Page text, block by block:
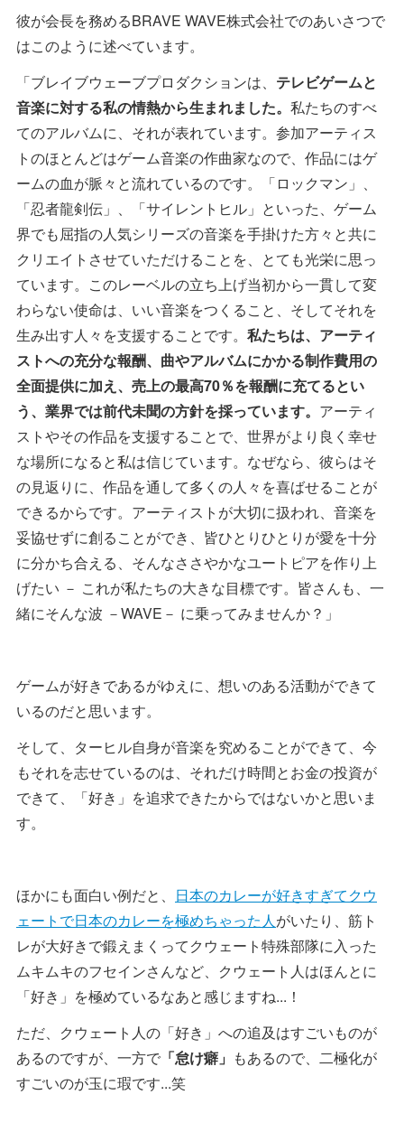
彼が会長を務めるBRAVE WAVE株式会社でのあいさつで
はこのように述べています。
「ブレイブウェーブプロダクションは、 テレビゲームと
音楽に対する私の情熱から生まれました。 私たちのすべ
てのアルバムに、それが表れています。参加アーティス
トのほとんどはゲーム音楽の作曲家なので、作品にはゲ
ームの血が脈々と流れているのです。「ロックマン」、
「忍者龍剣伝」、「サイレントヒル」といった、ゲーム
界でも屈指の人気シリーズの音楽を手掛けた方々と共に
クリエイトさせていただけることを、とても光栄に思っ
ています。このレーベルの立ち上げ当初から一貫して変
わらない使命は、いい音楽をつくること、そしてそれを
生み出す人々を支援することです。 私たちは、アーティ
ストへの充分な報酬、曲やアルバムにかかる制作費用の
全面提供に加え、売上の最高70％を報酬に充てるとい
う、業界では前代未聞の方針を採っています。 アーティ
ストやその作品を支援することで、世界がより良く幸せ
な場所になると私は信じています。なぜなら、彼らはそ
の見返りに、作品を通して多くの人々を喜ばせることが
できるからです。アーティストが大切に扱われ、音楽を
妥協せずに創ることができ、皆ひとりひとりが愛を十分
に分かち合える、そんなささやかなユートピアを作り上
げたい － これが私たちの大きな目標です。皆さんも、一
緒にそんな波 －WAVE－ に乗ってみませんか？」
ゲームが好きであるがゆえに、想いのある活動ができて
いるのだと思います。
そして、ターヒル自身が音楽を究めることができて、今
もそれを志せているのは、それだけ時間とお金の投資が
できて、「好き」を追求できたからではないかと思いま
す。
ほかにも面白い例だと、 日本のカレーが好きすぎてクウ
ェートで日本のカレーを極めちゃった人がいたり、筋ト
レが大好きで鍛えまくってクウェート特殊部隊に入った
ムキムキのフセインさんなど、クウェート人はほんとに
「好き」を極めているなあと感じますね...！
ただ、クウェート人の「好き」への追及はすごいものが
あるのですが、一方で 「怠け癖」 もあるので、二極化が
すごいのが玉に瑕です...笑